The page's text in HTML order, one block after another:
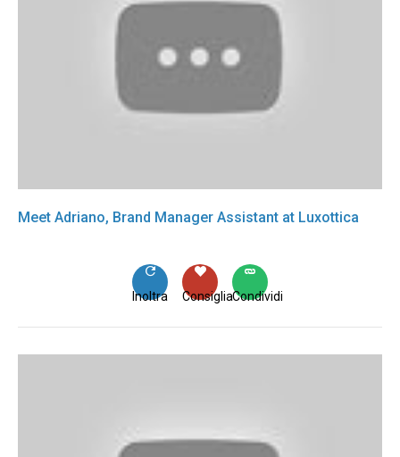
Meet Adriano, Brand Manager Assistant at Luxottica
Condividi
Consiglia
Inoltra